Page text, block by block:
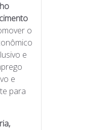
o
e
e
para